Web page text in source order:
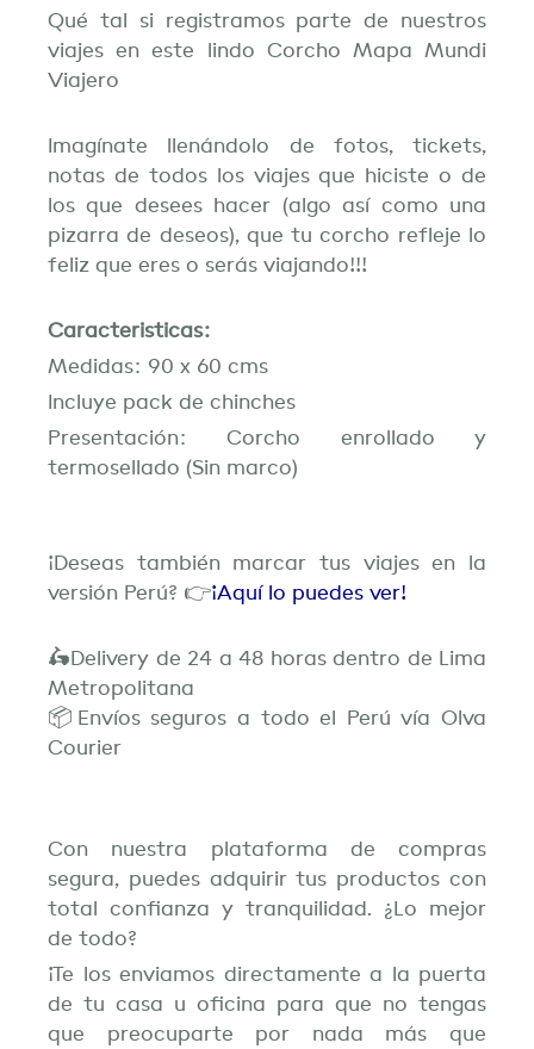
Qué tal si registramos parte de nuestros
viajes en este lindo Corcho Mapa Mundi
Viajero
Imagínate llenándolo de fotos, tickets,
notas de todos los viajes que hiciste o de
los que desees hacer (algo así como una
pizarra de deseos), que tu corcho refleje lo
feliz que eres o serás viajando!!!
Caracteristicas:
Medidas: 90 x 60 cms
Incluye pack de chinches
Presentación: Corcho enrollado y
termosellado (Sin marco)
¡Deseas también marcar tus viajes en la
versión Perú? 👉¡Aquí lo puedes ver!
🛵Delivery de 24 a 48 horas dentro de Lima
Metropolitana
📦Envíos seguros a todo el Perú vía Olva
Courier
Con nuestra plataforma de compras
segura, puedes adquirir tus productos con
total confianza y tranquilidad. ¿Lo mejor
de todo?
¡Te los enviamos directamente a la puerta
de tu casa u oficina para que no tengas
que preocuparte por nada más que